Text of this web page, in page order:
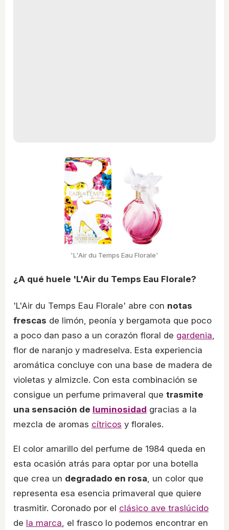
'L'Air du Temps Eau Florale'
¿A qué huele 'L'Air du Temps Eau Florale?
'L'Air du Temps Eau Florale' abre con notas
frescas de limón, peonía y bergamota que poco
a poco dan paso a un corazón floral de gardenia
flor de naranjo y madreselva. Esta experiencia
aromática concluye con una base de madera de
violetas y almizcle. Con esta combinación se
consigue un perfume primaveral que trasmite
una sensación de luminosidad gracias a la
mezcla de aromas cítricos y florales.
El color amarillo del perfume de 1984 queda en
esta ocasión atrás para optar por una botella
que crea un degradado en rosa , un color que
representa esa esencia primaveral que quiere
trasmitir. Coronado por el clásico ave traslúcido
de la marca , el frasco lo podemos encontrar en